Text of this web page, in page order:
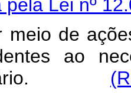
Lei nº
meio de
ao